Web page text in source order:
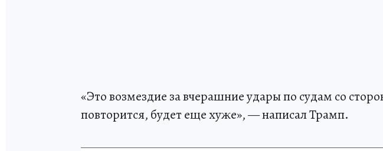
«Это возмездие за вчерашние удары по судам со
повторится, будет еще хуже», — написал Трамп.